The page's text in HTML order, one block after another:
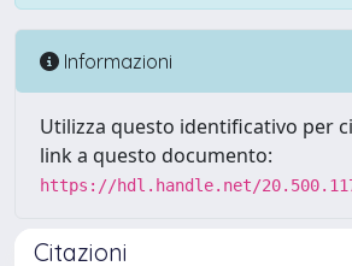
Informazioni
Utilizza questo identificativo per
link a questo documento:
https://hdl.handle.net/
Citazioni